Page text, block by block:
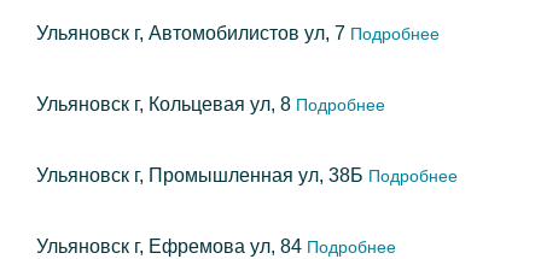
Ульяновск г, Автомобилистов ул, 7 Подробнее
Ульяновск г, Кольцевая ул, 8 Подробнее
Ульяновск г, Промышленная ул, 38Б Подробнее
Ульяновск г, Ефремова ул, 84 Подробнее